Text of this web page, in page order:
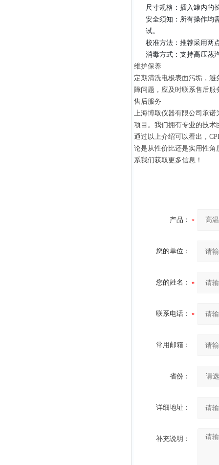
尺寸规格：插入罐内的
安全须知：所有操作均
试。
校准方法：推荐采用两
消毒方式：支持高压蒸
维护保养
定期清洗电极表面污垢，
障问题，应及时联系售后
售后服务
上海博取仪器有限公司承
项目。我们拥有专业的技
通过以上介绍可以看出，
论是从性价比还是实用性
系我们获取更多信息！
产品：
您的单位：
您的姓名：
联系电话：
常用邮箱：
省份：
详细地址：
补充说明：